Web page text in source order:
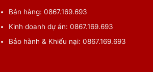
Bán hàng: 0867.169.693
Kinh doanh dự án: 0867.169.693
Bảo hành & Khiếu nại: 0867.169.693